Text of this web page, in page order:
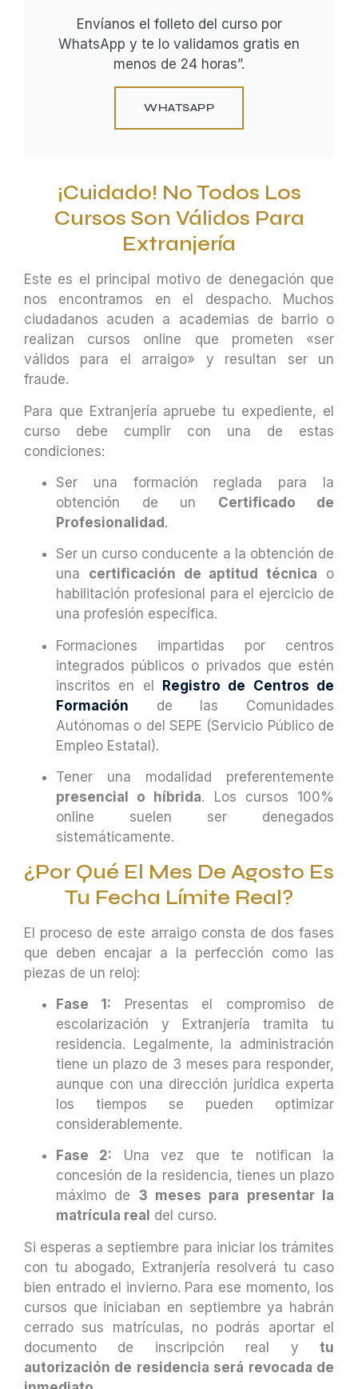
Envíanos el folleto del curso por
WhatsApp y te lo validamos gratis en
menos de 24 horas”.
WHATSAPP
¡Cuidado! No Todos Los
Cursos Son Válidos Para
Extranjería
Este es el principal motivo de denegación que
nos encontramos en el despacho. Muchos
ciudadanos acuden a academias de barrio o
realizan cursos online que prometen «ser
válidos para el arraigo» y resultan ser un
fraude.
Para que Extranjería apruebe tu expediente, el
curso debe cumplir con una de estas
condiciones:
Ser una formación reglada para la
obtención de un Certificado de
Profesionalidad .
Ser un curso conducente a la obtención de
una certificación de aptitud técnica o
habilitación profesional para el ejercicio de
una profesión específica.
Formaciones impartidas por centros
integrados públicos o privados que estén
inscritos en el Registro de Centros de
Formación de las Comunidades
Autónomas o del SEPE (Servicio Público de
Empleo Estatal).
Tener una modalidad preferentemente
presencial o híbrida. Los cursos 100%
online suelen ser denegados
sistemáticamente.
¿Por Qué El Mes De Agosto Es
Tu Fecha Límite Real?
El proceso de este arraigo consta de dos fases
que deben encajar a la perfección como las
piezas de un reloj:
Fase 1: Presentas el compromiso de
escolarización y Extranjería tramita tu
residencia. Legalmente, la administración
tiene un plazo de 3 meses para responder,
aunque con una dirección jurídica experta
los tiempos se pueden optimizar
considerablemente.
Fase 2: Una vez que te notifican la
concesión de la residencia, tienes un plazo
máximo de 3 meses para presentar la
matrícula real del curso.
Si esperas a septiembre para iniciar los trámites
con tu abogado, Extranjería resolverá tu caso
bien entrado el invierno. Para ese momento, los
cursos que iniciaban en septiembre ya habrán
cerrado sus matrículas, no podrás aportar el
documento de inscripción real y tu
autorización de residencia será revocada de